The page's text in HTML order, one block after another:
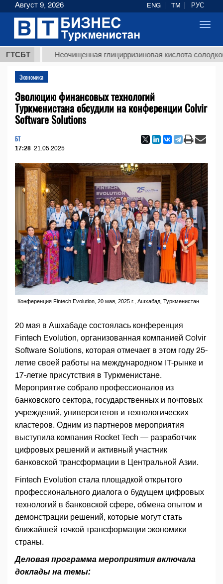
ГТСБТНеочищенная глицирризиновая кислота солодкового
Экономика
Эволюцию финансовых технологий
Туркменистана обсудили на конференции Colvir
Software Solutions
БТ
17:28 21.05.2025
Конференция Fintech Evolution, 20 мая, 2025 г., Ашхабад, Туркменистан
20 мая в Ашхабаде состоялась конференция
Fintech Evolution, организованная компанией Colvir
Software Solutions, которая отмечает в этом году 25-
летие своей работы на международном IT-рынке и
17-летие присутствия в Туркменистане.
Мероприятие собрало профессионалов из
банковского сектора, государственных и почтовых
учреждений, университетов и технологических
кластеров. Одним из партнеров мероприятия
выступила компания Rocket Tech — разработчик
цифровых решений и активный участник
банковской трансформации в Центральной Азии.
Fintech Evolution стала площадкой открытого
профессионального диалога о будущем цифровых
технологий в банковской сфере, обмена опытом и
демонстрации решений, которые могут стать
ближайшей точкой трансформации экономики
страны.
Деловая программа мероприятия включала
доклады на темы:
Август 9, 2026 ENG TM РУС